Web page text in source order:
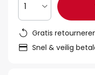
1
Gratis
Snel & veilig